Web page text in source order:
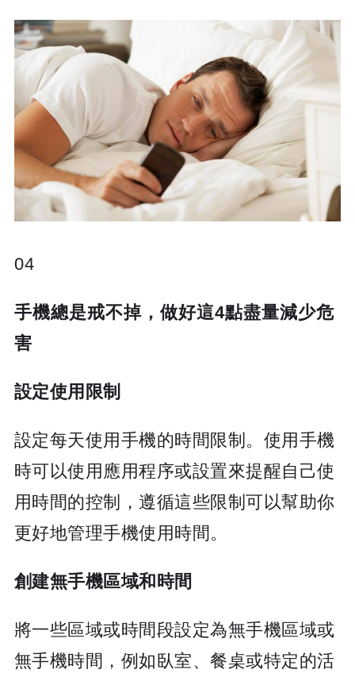
04
手機總是戒不掉，做好這4點盡量減少危
害
設定使用限制
設定每天使用手機的時間限制。使用手機
時可以使用應用程序或設置來提醒自己使
用時間的控制，遵循這些限制可以幫助你
更好地管理手機使用時間。
創建無手機區域和時間
將一些區域或時間段設定為無手機區域或
無手機時間，例如臥室、餐桌或特定的活